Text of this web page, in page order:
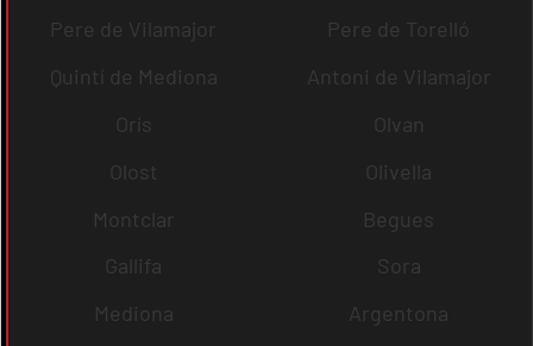
Pere de Vilamajor
Pere de Torelló
Quintí de Mediona
Antoni de Vilamajor
Orís
Olvan
Olost
Olivella
Montclar
Begues
Gallifa
Sora
Mediona
Argentona